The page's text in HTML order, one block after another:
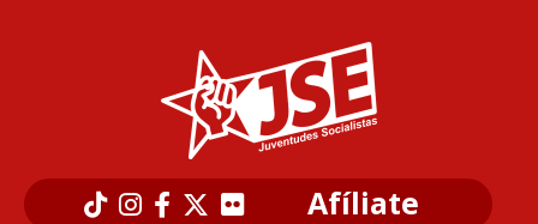
Afíliate